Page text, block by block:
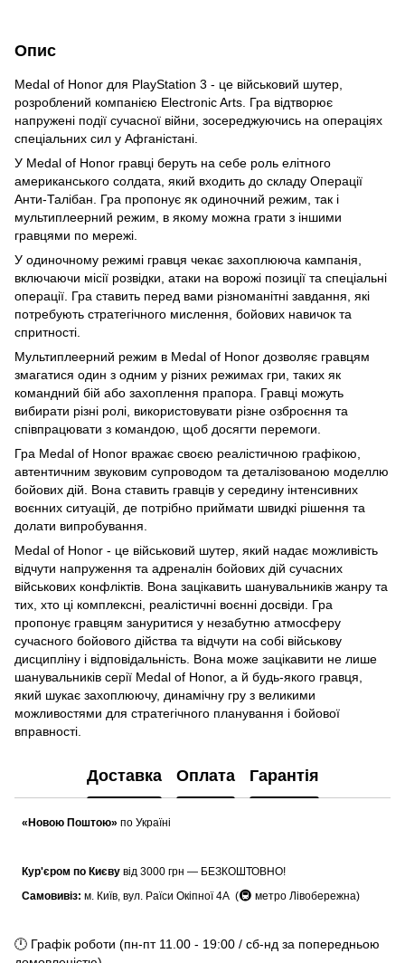
Опис
Medal of Honor для PlayStation 3 - це військовий шутер,
розроблений компанією Electronic Arts. Гра відтворює
напружені події сучасної війни, зосереджуючись на операціях
спеціальних сил у Афганістані.
У Medal of Honor гравці беруть на себе роль елітного
американського солдата, який входить до складу Операції
Анти-Талібан. Гра пропонує як одиночний режим, так і
мультиплеерний режим, в якому можна грати з іншими
гравцями по мережі.
У одиночному режимі гравця чекає захоплююча кампанія,
включаючи місії розвідки, атаки на ворожі позиції та спеціальні
операції. Гра ставить перед вами різноманітні завдання, які
потребують стратегічного мислення, бойових навичок та
спритності.
Мультиплеерний режим в Medal of Honor дозволяє гравцям
змагатися один з одним у різних режимах гри, таких як
командний бій або захоплення прапора. Гравці можуть
вибирати різні ролі, використовувати різне озброєння та
співпрацювати з командою, щоб досягти перемоги.
Гра Medal of Honor вражає своєю реалістичною графікою,
автентичним звуковим супроводом та деталізованою моделлю
бойових дій. Вона ставить гравців у середину інтенсивних
воєнних ситуацій, де потрібно приймати швидкі рішення та
долати випробування.
Medal of Honor - це військовий шутер, який надає можливість
відчути напруження та адреналін бойових дій сучасних
військових конфліктів. Вона зацікавить шанувальників жанру та
тих, хто ці комплексні, реалістичні воєнні досвіди. Гра
пропонує гравцям зануритися у незабутню атмосферу
сучасного бойового дійства та відчути на собі військову
дисципліну і відповідальність. Вона може зацікавити не лише
шанувальників серії Medal of Honor, а й будь-якого гравця,
який шукає захоплюючу, динамічну гру з великими
можливостями для стратегічного планування і бойової
вправності.
Доставка Оплата Гарантія
«Новою Поштою» по Україні
Кур'єром по Києву від 3000 грн — БЕЗКОШТОВНО!
Самовивіз: м. Київ, вул. Раїси Окіпної 4А (🚇 метро Лівобережна)
🕛 Графік роботи (пн-пт 11.00 - 19:00 / сб-нд за попередньою